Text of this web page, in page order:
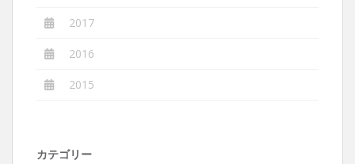
2017
2016
2015
カテゴリー